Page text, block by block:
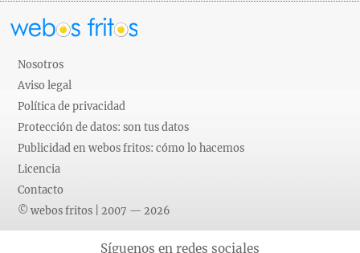
Nosotros
Aviso legal
Política de privacidad
Protección de datos: son tus datos
Publicidad en webos fritos: cómo lo hacemos
Licencia
Contacto
© webos fritos | 2007 — 2026
Síguenos en redes sociales